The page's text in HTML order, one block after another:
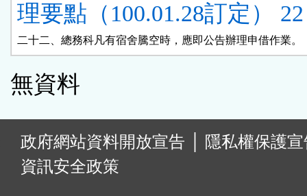
理要點（100.01.28訂定） 22
二十二、總務科凡有宿舍騰空時，應即公告辦理申借作業。
無資料
政府網站資料開放宣告
隱私權保護
資訊安全政策